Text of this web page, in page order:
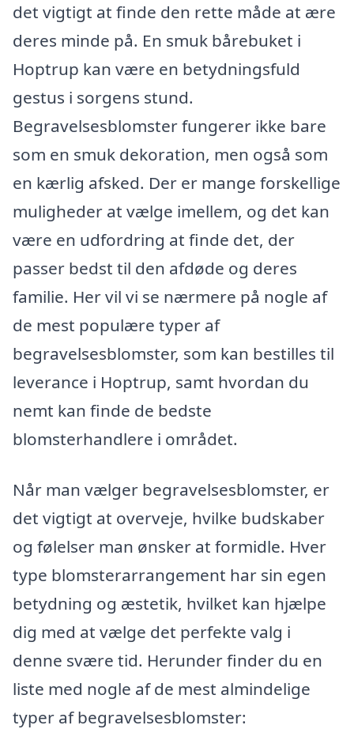
det vigtigt at finde den rette måde at ære
deres minde på. En smuk bårebuket i
Hoptrup kan være en betydningsfuld
gestus i sorgens stund.
Begravelsesblomster fungerer ikke bare
som en smuk dekoration, men også som
en kærlig afsked. Der er mange forskellige
muligheder at vælge imellem, og det kan
være en udfordring at finde det, der
passer bedst til den afdøde og deres
familie. Her vil vi se nærmere på nogle af
de mest populære typer af
begravelsesblomster, som kan bestilles til
leverance i Hoptrup, samt hvordan du
nemt kan finde de bedste
blomsterhandlere i området.
Når man vælger begravelsesblomster, er
det vigtigt at overveje, hvilke budskaber
og følelser man ønsker at formidle. Hver
type blomsterarrangement har sin egen
betydning og æstetik, hvilket kan hjælpe
dig med at vælge det perfekte valg i
denne svære tid. Herunder finder du en
liste med nogle af de mest almindelige
typer af begravelsesblomster: